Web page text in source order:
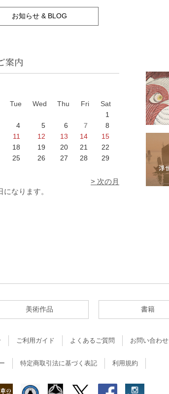
お知らせ & BLOG
案内
Tue Wed Thu Fri
Sat
1
4 5 6 7
8
11 12 13 14
15
18 19 20 21
22
25 26 27 28
29
> 次の月
になります。
美術作品 書籍
ご利用ガイド よくあるご質問 お問い合わせ
特定商取引法に基づく表記 利用規約